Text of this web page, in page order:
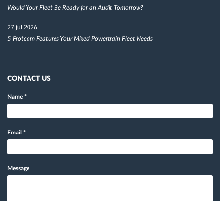
Would Your Fleet Be Ready for an Audit Tomorrow?
27 jul 2026
5 Frotcom Features Your Mixed Powertrain Fleet Needs
CONTACT US
Name *
Email *
Message